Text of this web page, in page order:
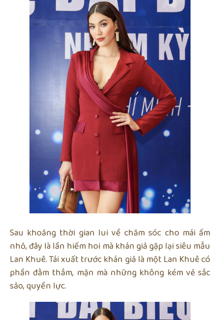
Sau khoảng thời gian lui về chăm sóc cho mái ấm
nhỏ, đây là lần hiếm hoi mà khán giả gặp lại siêu mẫu
Lan Khuê. Tái xuất trước khán giả là một Lan Khuê có
phần đằm thắm, mặn mà những không kém vẻ sắc
sảo, quyền lực.